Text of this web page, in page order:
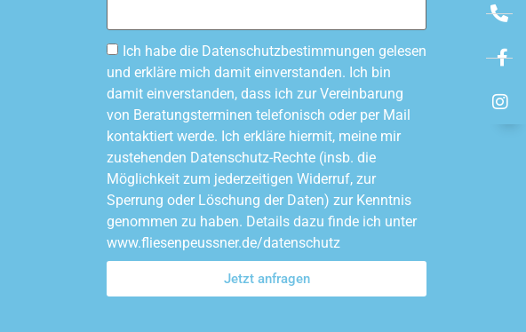
Ich habe die Datenschutzbestimmungen gelesen
und erkläre mich damit einverstanden. Ich bin
damit einverstanden, dass ich zur Vereinbarung
von Beratungsterminen telefonisch oder per Mail
kontaktiert werde. Ich erkläre hiermit, meine mir
zustehenden Datenschutz-Rechte (insb. die
Möglichkeit zum jederzeitigen Widerruf, zur
Sperrung oder Löschung der Daten) zur Kenntnis
genommen zu haben. Details dazu finde ich unter
www.fliesenpeussner.de/datenschutz
Jetzt anfragen